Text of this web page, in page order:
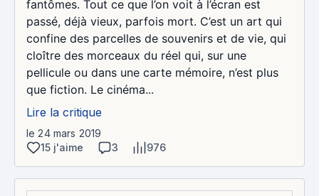
fantômes. Tout ce que l’on voit à l’écran est
passé, déjà vieux, parfois mort. C’est un art qui
confine des parcelles de souvenirs et de vie, qui
cloître des morceaux du réel qui, sur une
pellicule ou dans une carte mémoire, n’est plus
que fiction. Le cinéma...
Lire la critique
le 24 mars 2019
15 j'aime
3 976